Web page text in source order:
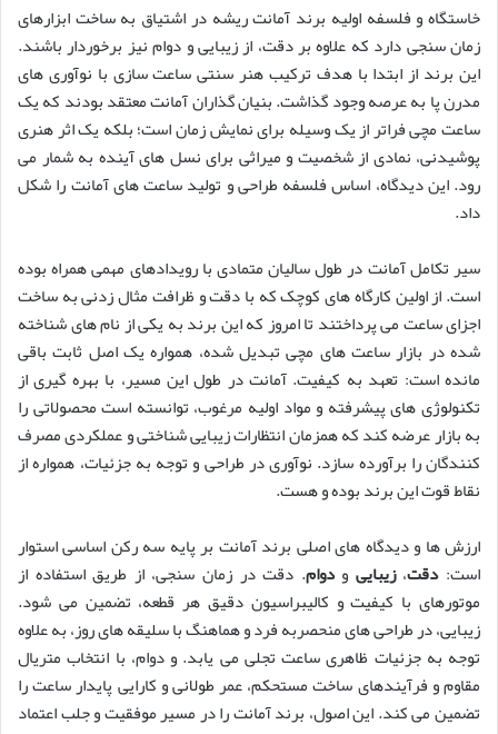
خاستگاه و فلسفه اولیه برند آمانت ریشه در اشتیاق به ساخت ابزارهای
زمان سنجی دارد که علاوه بر دقت، از زیبایی و دوام نیز برخوردار باشند.
این برند از ابتدا با هدف ترکیب هنر سنتی ساعت سازی با نوآوری های
مدرن پا به عرصه وجود گذاشت. بنیان گذاران آمانت معتقد بودند که یک
ساعت مچی فراتر از یک وسیله برای نمایش زمان است؛ بلکه یک اثر هنری
پوشیدنی، نمادی از شخصیت و میراثی برای نسل های آینده به شمار می
رود. این دیدگاه، اساس فلسفه طراحی و تولید ساعت های آمانت را شکل
داد.
سیر تکامل آمانت در طول سالیان متمادی با رویدادهای مهمی همراه بوده
است. از اولین کارگاه های کوچک که با دقت و ظرافت مثال زدنی به ساخت
اجزای ساعت می پرداختند تا امروز که این برند به یکی از نام های شناخته
شده در بازار ساعت های مچی تبدیل شده، همواره یک اصل ثابت باقی
مانده است: تعهد به کیفیت. آمانت در طول این مسیر، با بهره گیری از
تکنولوژی های پیشرفته و مواد اولیه مرغوب، توانسته است محصولاتی را
به بازار عرضه کند که همزمان انتظارات زیبایی شناختی و عملکردی مصرف
کنندگان را برآورده سازد. نوآوری در طراحی و توجه به جزئیات، همواره از
نقاط قوت این برند بوده و هست.
ارزش ها و دیدگاه های اصلی برند آمانت بر پایه سه رکن اساسی استوار
است:دقت،زیبایی ودوام. دقت در زمان سنجی، از طریق استفاده از
موتورهای با کیفیت و کالیبراسیون دقیق هر قطعه، تضمین می شود.
زیبایی، در طراحی های منحصربه فرد و هماهنگ با سلیقه های روز، به علاوه
توجه به جزئیات ظاهری ساعت تجلی می یابد. و دوام، با انتخاب متریال
مقاوم و فرآیندهای ساخت مستحکم، عمر طولانی و کارایی پایدار ساعت را
تضمین می کند. این اصول، برند آمانت را در مسیر موفقیت و جلب اعتماد